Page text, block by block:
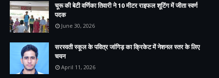
चूरू की बेटी वर्णिका तिवारी ने 10 मीटर राइफल शूटिंग में जीता स्वर्ण
पदक
June 30, 2026
सरस्वती स्कूल के पवित्र जांगिड़ का क्रिकेट में नेशनल स्तर के लिए
चयन
April 11, 2026